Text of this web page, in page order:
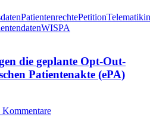
Die
Bundestags-
die
Zwangseinführung
der
(ePA)
PatientenrechtePetition
WISPA
die geplante Opt-Out-
Patientenakte (ePA)
Kommentare